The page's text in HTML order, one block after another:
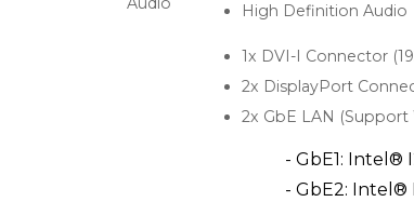
High Definition Audio
1x DVI-I Connector
2x DisplayPort
2x GbE LAN (Support
- GbE1: Intel®
- GbE2: Intel®